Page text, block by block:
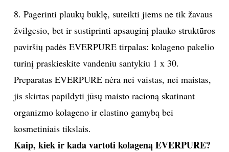
8. Pagerinti plaukų būklę, suteikti jiems ne tik žavaus
žvilgesio, bet ir sustiprinti apsauginį plauko struktūros
paviršių padės EVERPURE tirpalas: kolageno pakelio
turinį praskieskite vandeniu santykiu 1 x 30.
Preparatas EVERPURE nėra nei vaistas, nei maistas,
jis skirtas papildyti jūsų maisto racioną skatinant
organizmo kolageno ir elastino gamybą bei
kosmetiniais tikslais.
Kaip, kiek ir kada vartoti kolageną EVERPURE?